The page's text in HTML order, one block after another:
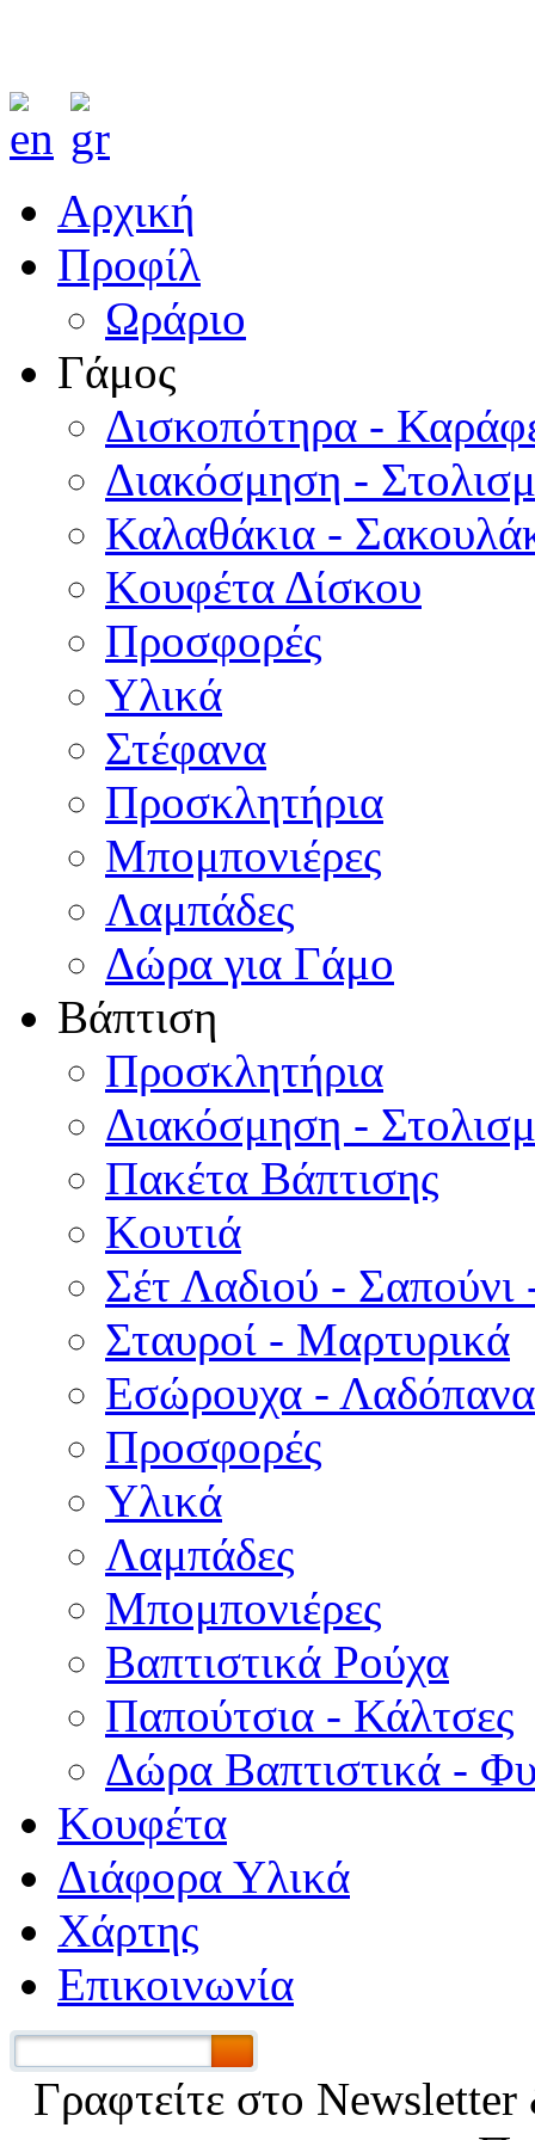
Αρχική
Προφίλ
Ωράριο
Γάμος
Δισκοπότηρα -
Διακόσμηση -
Καλαθάκια -
Κουφέτα Δίσκου
Προσφορές
Υλικά
Στέφανα
Προσκλητήρια
Μπομπονιέρες
Λαμπάδες
Δώρα για Γάμο
Βάπτιση
Προσκλητήρια
Διακόσμηση -
Πακέτα Βάπτισης
Κουτιά
Σέτ Λαδιού - Σαπούνι
Σταυροί - Μαρτυρικά
Εσώρουχα -
Προσφορές
Υλικά
Λαμπάδες
Μπομπονιέρες
Βαπτιστικά Ρούχα
Παπούτσια - Κάλτσες
Δώρα Βαπτιστικά -
Κουφέτα
Διάφορα Υλικά
Χάρτης
Επικοινωνία
Γραφτείτε στο Νewsletter